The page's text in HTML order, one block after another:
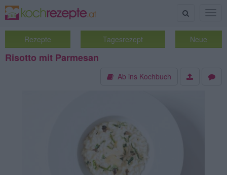
Suche
Rezepte Tagesrezept Neue
Risotto mit Parmesan
Ab ins Kochbuch